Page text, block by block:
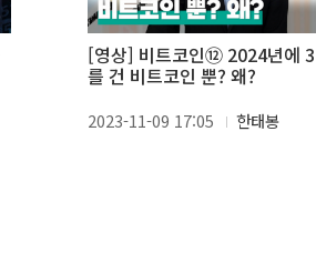
[영상] 비트코인⑫ 2024년에
를 건 비트코인 뿐? 왜?
2023-11-09 17:05 한태봉